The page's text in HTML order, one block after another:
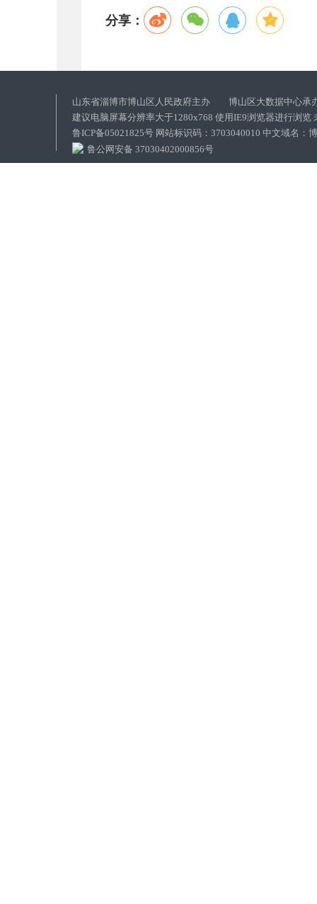
分享：
山东省淄博市博山区人民政府主办 博山区大数据中心承
建议电脑屏幕分辨率大于1280x768 使用IE9浏览器进行浏览
鲁ICP备05021825号 网站标识码：3703040010 中文域名：
鲁公网安备 37030402000856号